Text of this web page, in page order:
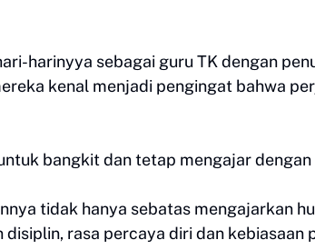
harinyya sebagai guru TK dengan
kenal menjadi pengingat bahwa
bangkit dan tetap mengajar
tidak hanya sebatas mengajarkan
rasa percaya diri dan kebiasaan